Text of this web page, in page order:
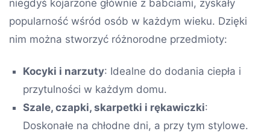
niegdyś kojarzone głównie z babciami, zyskały
popularność wśród osób w każdym wieku. Dzięki
nim można stworzyć różnorodne przedmioty:
Kocyki i narzuty: Idealne do dodania ciepła i
przytulności w każdym domu.
Szale, czapki, skarpetki i rękawiczki:
Doskonałe na chłodne dni, a przy tym stylowe.